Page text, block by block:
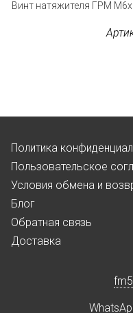
Винт натяжителя ГРМ
Политика
Пользовательское
Условия обмена и
Блог
Обратная связь
Доставка